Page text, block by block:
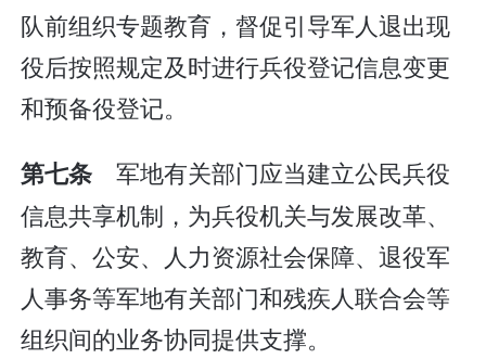
队前组织专题教育，督促引导军人退出现
役后按照规定及时进行兵役登记信息变更
和预备役登记。
第七条军地有关部门应当建立公民兵役
信息共享机制，为兵役机关与发展改革、
教育、公安、人力资源社会保障、退役军
人事务等军地有关部门和残疾人联合会等
组织间的业务协同提供支撑。